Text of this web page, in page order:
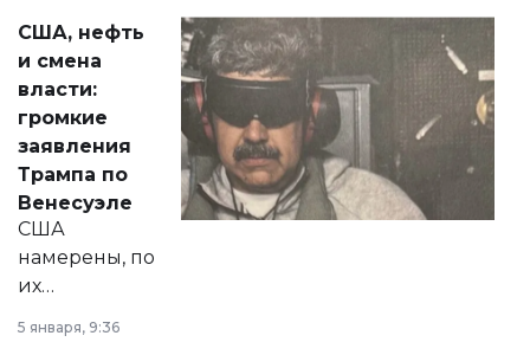
актуальных тем —
от слухов о
политических
реформах до
вопросов армии,
экономики и
личного здоровья.
США, нефть
и смена
власти:
громкие
заявления
Трампа по
Венесуэле
США
намерены, по
их
принести
5 января, 9:36